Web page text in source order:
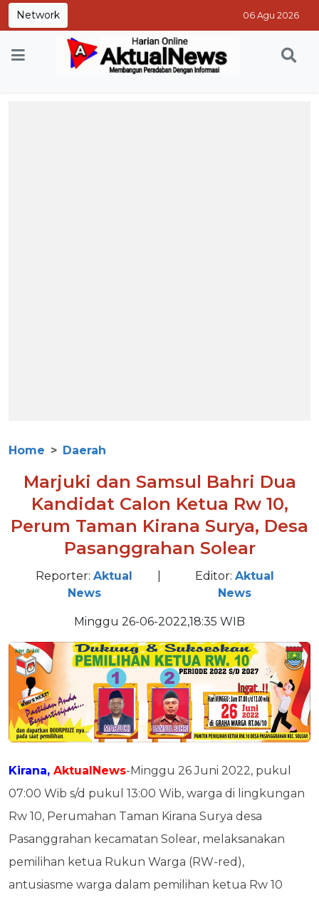
Network 06 Agu 2026
Home Daerah
Marjuki dan Samsul Bahri Dua
Kandidat Calon Ketua Rw 10,
Perum Taman Kirana Surya, Desa
Pasanggrahan Solear
Reporter: Aktual
News
Editor:Aktual
News
Minggu 26-06-2022,18:35 WIB
Kirana, AktualNews-Minggu 26 Juni 2022, pukul
07:00 Wib s/d pukul 13:00 Wib, warga di lingkungan
Rw 10, Perumahan Taman Kirana Surya desa
Pasanggrahan kecamatan Solear, melaksanakan
pemilihan ketua Rukun Warga (RW-red),
antusiasme warga dalam pemilihan ketua Rw 10